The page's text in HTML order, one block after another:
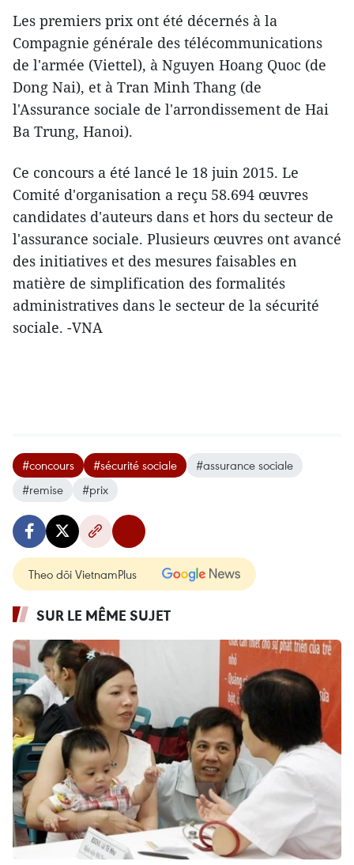
Les premiers prix ont été décernés à la
Compagnie générale des télécommunications
de l'armée (Viettel), à Nguyen Hoang Quoc (de
Dong Nai), et à Tran Minh Thang (de
l'Assurance sociale de l'arrondissement de Hai
Ba Trung, Hanoi).
Ce concours a été lancé le 18 juin 2015. ​Le
Comité d'organisation a reçu 58.694 œuvres
candidates d​'auteurs dans et hors du secteur de
l'assurance sociale. Plusieurs œuvres ont avancé
des initiatives et des ​mesures faisables en
matière de simplification des formalités
administratives dans le secteur de la sécurité
sociale. -VNA
#concours #sécurité sociale
#assurance sociale
#remise
#prix
Theo dõi VietnamPlus
SUR LE MÊME SUJET